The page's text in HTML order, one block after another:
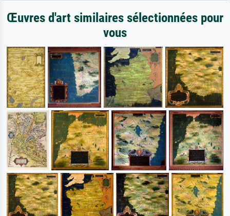
Œuvres d'art similaires sélectionnées pour
vous